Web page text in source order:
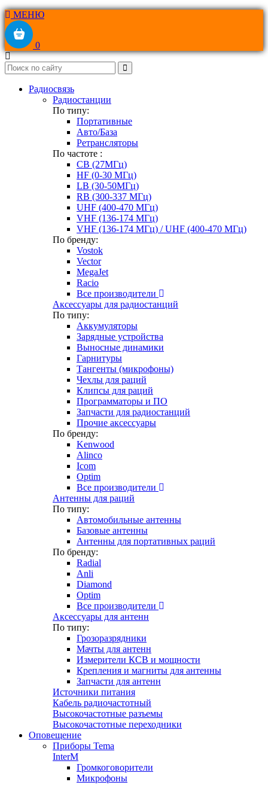
МЕНЮ
0
Радиосвязь
Радиостанции
По типу:
Портативные
Авто/База
Ретрансляторы
По частоте :
CB (27МГц)
HF (0-30 МГц)
LB (30-50МГц)
RB (300-337 МГц)
UHF (400-470 МГц)
VHF (136-174 МГц)
VHF (136-174 МГц) / UHF (400-470 МГц)
По бренду:
Vostok
Vector
MegaJet
Racio
Все производители
Аксессуары для радиостанций
По типу:
Аккумуляторы
Зарядные устройства
Выносные динамики
Гарнитуры
Тангенты (микрофоны)
Чехлы для раций
Клипсы для раций
Программаторы и ПО
Запчасти для радиостанций
Прочие аксессуары
По бренду:
Kenwood
Alinco
Icom
Optim
Все производители
Антенны для раций
По типу:
Автомобильные антенны
Базовые антенны
Антенны для портативных раций
По бренду:
Radial
Anli
Diamond
Optim
Все производители
Аксессуары для антенн
По типу:
Грозоразрядники
Мачты для антенн
Измерители КСВ и мощности
Крепления и магниты для антенны
Запчасти для антенн
Источники питания
Кабель радиочастотный
Высокочастотные разъемы
Высокочастотные переходники
Оповещение
Приборы Tema
InterM
Громкоговорители
Микрофоны